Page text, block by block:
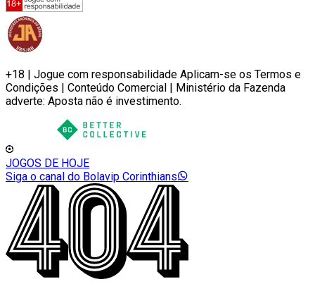
+18 | Jogue com responsabilidade Aplicam-se os Termos e
Condições | Conteúdo Comercial | Ministério da Fazenda
adverte: Aposta não é investimento.
JOGOS DE HOJE
Siga o canal do Bolavip Corinthians